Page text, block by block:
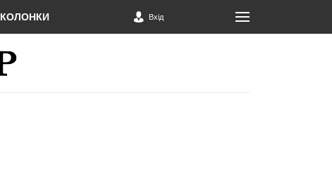
КОЛОНКИ Вхід